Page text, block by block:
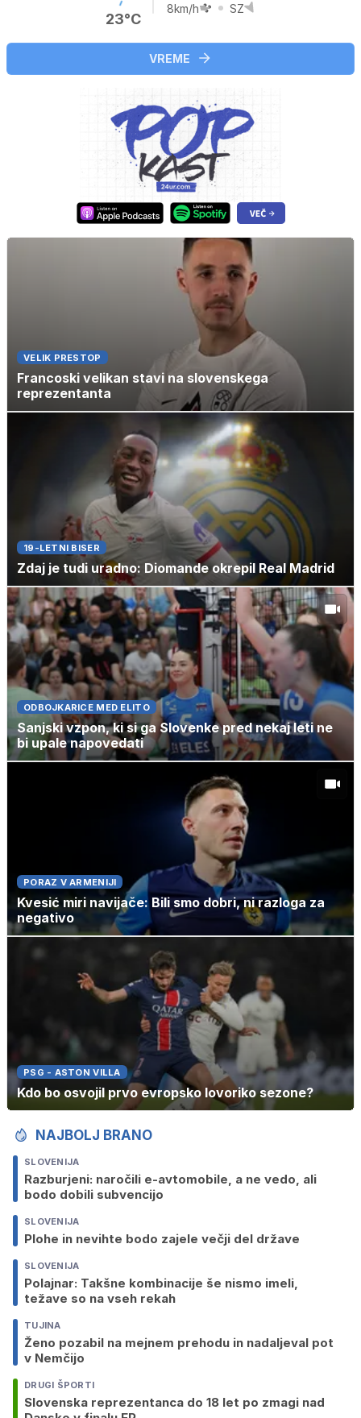
23°C
8km/h SZ
VREME
VELIK PRESTOP
Francoski velikan stavi na slovenskega
reprezentanta
19-LETNI BISER
Zdaj je tudi uradno: Diomande okrepil Real Madrid
ODBOJKARICE MED ELITO
Sanjski vzpon, ki si ga Slovenke pred nekaj leti ne
bi upale napovedati
PORAZ V ARMENIJI
Kvesić miri navijače: Bili smo dobri, ni razloga za
negativo
PSG - ASTON VILLA
Kdo bo osvojil prvo evropsko lovoriko sezone?
NAJBOLJ BRANO
SLOVENIJA
Razburjeni: naročili e-avtomobile, a ne vedo, ali
bodo dobili subvencijo
SLOVENIJA
Plohe in nevihte bodo zajele večji del države
SLOVENIJA
Polajnar: Takšne kombinacije še nismo imeli,
težave so na vseh rekah
TUJINA
Ženo pozabil na mejnem prehodu in nadaljeval pot
v Nemčijo
DRUGI ŠPORTI
Slovenska reprezentanca do 18 let po zmagi nad